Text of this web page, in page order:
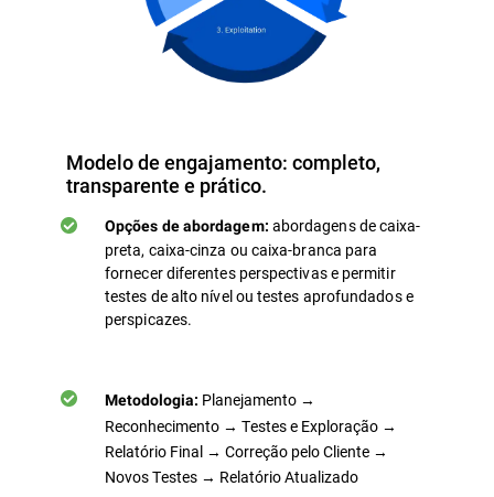
Modelo de engajamento: completo,
transparente e prático.
Opções de abordagem: abordagens de caixa-
preta, caixa-cinza ou caixa-branca para
fornecer diferentes perspectivas e permitir
testes de alto nível ou testes aprofundados e
perspicazes.
Metodologia: Planejamento →
Reconhecimento → Testes e Exploração →
Relatório Final → Correção pelo Cliente →
Novos Testes → Relatório Atualizado